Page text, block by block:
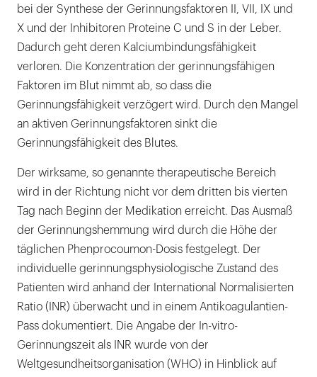
bei der Synthese der Gerinnungsfaktoren II, VII, IX und
X und der Inhibitoren Proteine C und S in der Leber.
Dadurch geht deren Kalciumbindungsfähigkeit
verloren. Die Konzentration der gerinnungsfähigen
Faktoren im Blut nimmt ab, so dass die
Gerinnungsfähigkeit verzögert wird. Durch den Mangel
an aktiven Gerinnungsfaktoren sinkt die
Gerinnungsfähigkeit des Blutes.
Der wirksame, so genannte therapeutische Bereich
wird in der Richtung nicht vor dem dritten bis vierten
Tag nach Beginn der Medikation erreicht. Das Ausmaß
der Gerinnungshemmung wird durch die Höhe der
täglichen Phenprocoumon-Dosis festgelegt. Der
individuelle gerinnungsphysiologische Zustand des
Patienten wird anhand der International Normalisierten
Ratio (INR) überwacht und in einem Antikoagulantien-
Pass dokumentiert. Die Angabe der In-vitro-
Gerinnungszeit als INR wurde von der
Weltgesundheitsorganisation (WHO) in Hinblick auf